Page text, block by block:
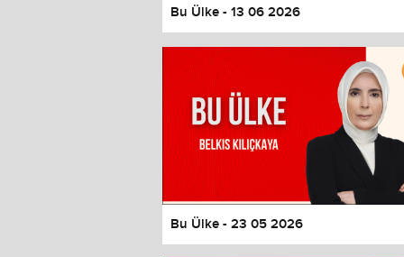
Bu Ülke - 13 06 2026
Bu Ülke - 23 05 2026